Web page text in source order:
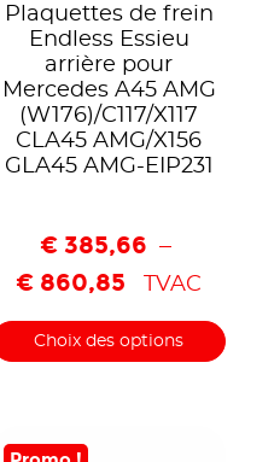
Plaquettes de frein
Endless Essieu
arrière pour
Mercedes A45 AMG
(W176)/C117/X117
CLA45 AMG/X156
GLA45 AMG-EIP231
€ 385,66 –
€ 860,85 TVAC
Choix des options